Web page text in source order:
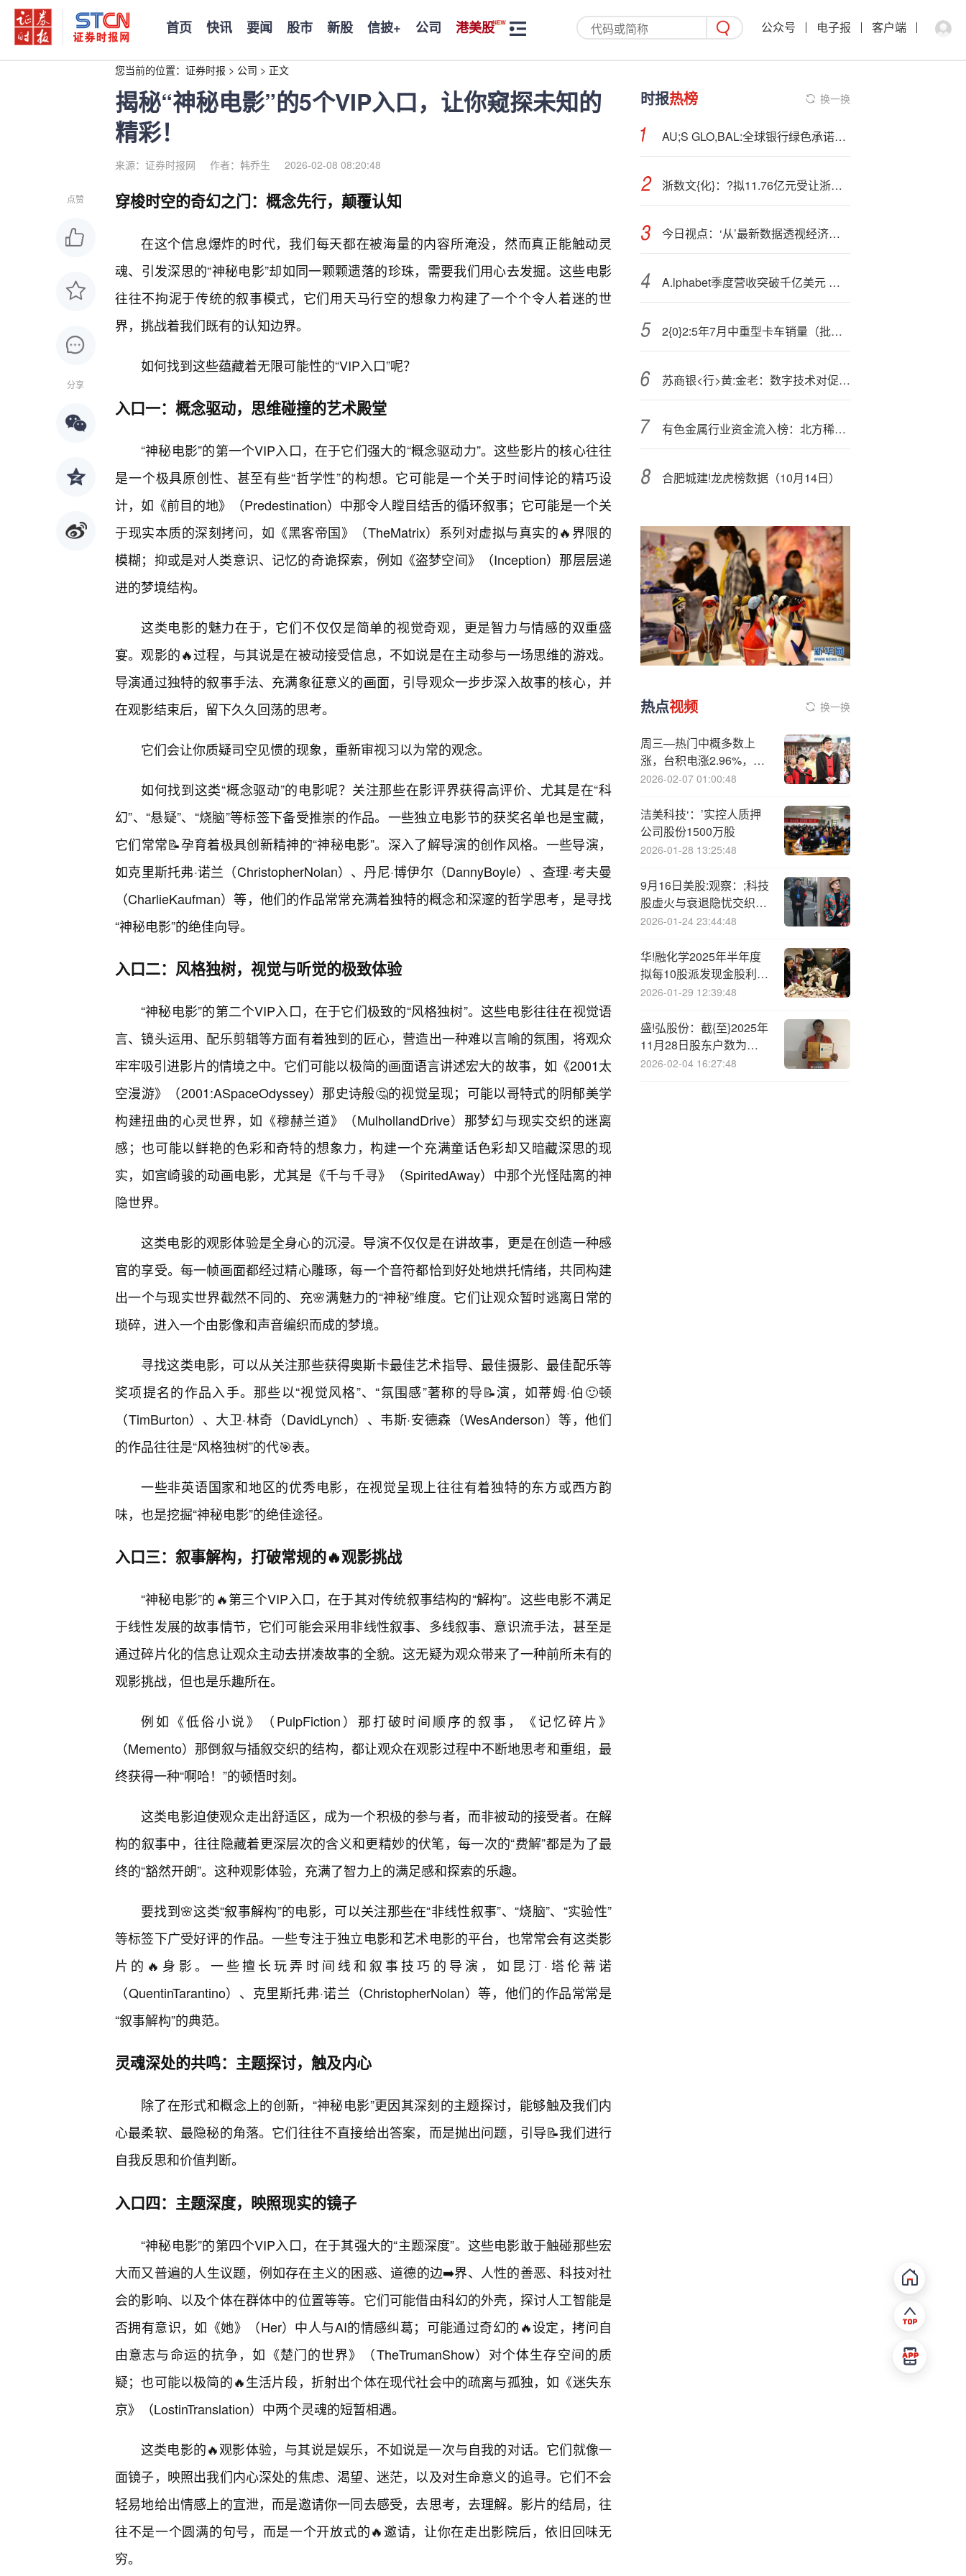
首页 快讯 要闻 股市 新股 信披+ 公司 港美股 公众号 电子报 客户端
您当前的位置： 证券时报 > 公司 > 正文
揭秘“神秘电影”的5个VIP入口，让你窥探未知的
精彩！
来源：证券时报网 作者：韩乔生 2026-02-08 08:20:48
点赞
分享
穿梭时空的奇幻之门：概念先行，颠覆认知
在这个信息爆炸的时代，我们每天都在被海量的内容所淹没，然而真正能触动灵
魂、引发深思的“神秘电影”却如同一颗颗遗落的珍珠，需要我们用心去发掘。这些电影
往往不拘泥于传统的叙事模式，它们用天马行空的想象力构建了一个个令人着迷的世
界，挑战着我们既有的认知边界。
如何找到这些蕴藏着无限可能性的“VIP入口”呢？
入口一：概念驱动，思维碰撞的艺术殿堂
“神秘电影”的第一个VIP入口，在于它们强大的“概念驱动力”。这些影片的核心往往
是一个极具原创性、甚至有些“哲学性”的构想。它可能是一个关于时间悖论的精巧设
计，如《前目的地》（Predestination）中那令人瞠目结舌的循环叙事；它可能是一个关
于现实本质的深刻拷问，如《黑客帝国》（TheMatrix）系列对虚拟与真实的🔥界限的
模糊；抑或是对人类意识、记忆的奇诡探索，例如《盗梦空间》（Inception）那层层递
进的梦境结构。
这类电影的魅力在于，它们不仅仅是简单的视觉奇观，更是智力与情感的双重盛
宴。观影的🔥过程，与其说是在被动接受信息，不如说是在主动参与一场思维的游戏。
导演通过独特的叙事手法、充满象征意义的画面，引导观众一步步深入故事的核心，并
在观影结束后，留下久久回荡的思考。
它们会让你质疑司空见惯的现象，重新审视习以为常的观念。
如何找到这类“概念驱动”的电影呢？关注那些在影评界获得高评价、尤其是在“科
幻”、“悬疑”、“烧脑”等标签下备受推崇的作品。一些独立电影节的获奖名单也是宝藏，
它们常常📝孕育着极具创新精神的“神秘电影”。深入了解导演的创作风格。一些导演，
如克里斯托弗·诺兰（ChristopherNolan）、丹尼·博伊尔（DannyBoyle）、查理·考夫曼
（CharlieKaufman）等，他们的作品常常充满着独特的概念和深邃的哲学思考，是寻找
“神秘电影”的绝佳向导。
入口二：风格独树，视觉与听觉的极致体验
“神秘电影”的第二个VIP入口，在于它们极致的“风格独树”。这些电影往往在视觉语
言、镜头运用、配乐剪辑等方面有着独到的匠心，营造出一种难以言喻的氛围，将观众
牢牢吸引进影片的情境之中。它们可能以极简的画面语言讲述宏大的故事，如《2001太
空漫游》（2001:ASpaceOdyssey）那史诗般🤔的视觉呈现；可能以哥特式的阴郁美学
构建扭曲的心灵世界，如《穆赫兰道》（MulhollandDrive）那梦幻与现实交织的迷离
感；也可能以鲜艳的色彩和奇特的想象力，构建一个充满童话色彩却又暗藏深思的现
实，如宫崎骏的动画电影，尤其是《千与千寻》（SpiritedAway）中那个光怪陆离的神
隐世界。
这类电影的观影体验是全身心的沉浸。导演不仅仅是在讲故事，更是在创造一种感
官的享受。每一帧画面都经过精心雕琢，每一个音符都恰到好处地烘托情绪，共同构建
出一个与现实世界截然不同的、充🌸满魅力的“神秘”维度。它们让观众暂时逃离日常的
琐碎，进入一个由影像和声音编织而成的梦境。
寻找这类电影，可以从关注那些获得奥斯卡最佳艺术指导、最佳摄影、最佳配乐等
奖项提名的作品入手。那些以“视觉风格”、“氛围感”著称的导📝演，如蒂姆·伯🙂顿
（TimBurton）、大卫·林奇（DavidLynch）、韦斯·安德森（WesAnderson）等，他们
的作品往往是“风格独树”的代🎯表。
一些非英语国家和地区的优秀电影，在视觉呈现上往往有着独特的东方或西方韵
味，也是挖掘“神秘电影”的绝佳途径。
入口三：叙事解构，打破常规的🔥观影挑战
“神秘电影”的🔥第三个VIP入口，在于其对传统叙事结构的“解构”。这些电影不满足
于线性发展的故事情节，它们可能会采用非线性叙事、多线叙事、意识流手法，甚至是
通过碎片化的信息让观众主动去拼凑故事的全貌。这无疑为观众带来了一种前所未有的
观影挑战，但也是乐趣所在。
例如《低俗小说》（PulpFiction）那打破时间顺序的叙事，《记忆碎片》
（Memento）那倒叙与插叙交织的结构，都让观众在观影过程中不断地思考和重组，最
终获得一种“啊哈！”的顿悟时刻。
这类电影迫使观众走出舒适区，成为一个积极的参与者，而非被动的接受者。在解
构的叙事中，往往隐藏着更深层次的含义和更精妙的伏笔，每一次的“费解”都是为了最
终的“豁然开朗”。这种观影体验，充满了智力上的满足感和探索的乐趣。
要找到🌸这类“叙事解构”的电影，可以关注那些在“非线性叙事”、“烧脑”、“实验性”
等标签下广受好评的作品。一些专注于独立电影和艺术电影的平台，也常常会有这类影
片的🔥身影。一些擅长玩弄时间线和叙事技巧的导演，如昆汀·塔伦蒂诺
（QuentinTarantino）、克里斯托弗·诺兰（ChristopherNolan）等，他们的作品常常是
“叙事解构”的典范。
灵魂深处的共鸣：主题探讨，触及内心
除了在形式和概念上的创新，“神秘电影”更因其深刻的主题探讨，能够触及我们内
心最柔软、最隐秘的角落。它们往往不直接给出答案，而是抛出问题，引导📝我们进行
自我反思和价值判断。
入口四：主题深度，映照现实的镜子
“神秘电影”的第四个VIP入口，在于其强大的“主题深度”。这些电影敢于触碰那些宏
大而又普遍的人生议题，例如存在主义的困惑、道德的边➡️界、人性的善恶、科技对社
会的影响、以及个体在群体中的位置等等。它们可能借由科幻的外壳，探讨人工智能是
否拥有意识，如《她》（Her）中人与AI的情感纠葛；可能通过奇幻的🔥设定，拷问自
由意志与命运的抗争，如《楚门的世界》（TheTrumanShow）对个体生存空间的质
疑；也可能以极简的🔥生活片段，折射出个体在现代社会中的疏离与孤独，如《迷失东
京》（LostinTranslation）中两个灵魂的短暂相遇。
这类电影的🔥观影体验，与其说是娱乐，不如说是一次与自我的对话。它们就像一
面镜子，映照出我们内心深处的焦虑、渴望、迷茫，以及对生命意义的追寻。它们不会
轻易地给出情感上的宣泄，而是邀请你一同去感受，去思考，去理解。影片的结局，往
往不是一个圆满的句号，而是一个开放式的🔥邀请，让你在走出影院后，依旧回味无
穷。
时报热榜 换一换
AU;S GLO,BAL:全球银行绿色承诺退潮
浙数文{化}：?拟11.76亿元受让浙版传媒6%股份
今日视点：‘从’最新数据透视经济新动向
A.lphabet季度营收突破千亿美元 云业务加速
2{0}2:5年7月中重型卡车销量（批发）月度形势分析报告
苏商银<行>黄:金老：数字技术对促进一家银行的ESG可持续发展具有重要作用
有色金属行业资金流入榜：北方稀土等1;5股净流入资金超亿元
合肥城建!龙虎榜数据（10月14日）
热点视频 换一换
周三—热门中概多数上
涨，台积电涨2.96%，新
东方涨10.50%
2026-02-07 01:00:48
洁美科技‘：’实控人质押
公司股份1500万股
2026-01-28 13:25:48
9月16日美股:观察：;科技
股虚火与衰退隐忧交织，
降息共识难破市场迷局
2026-01-24 23:44:48
华!融化学2025年半年度
拟每10股派发现金股利
0.4元
2026-01-29 12:39:48
盛!弘股份：截{至}2025年
11月28日股东户数为
34783户
2026-02-04 16:27:48